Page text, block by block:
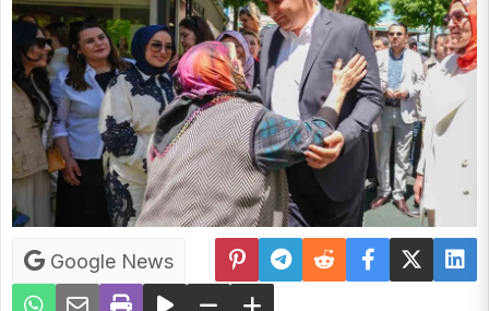
Google News